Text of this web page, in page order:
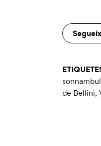
de Bellini,